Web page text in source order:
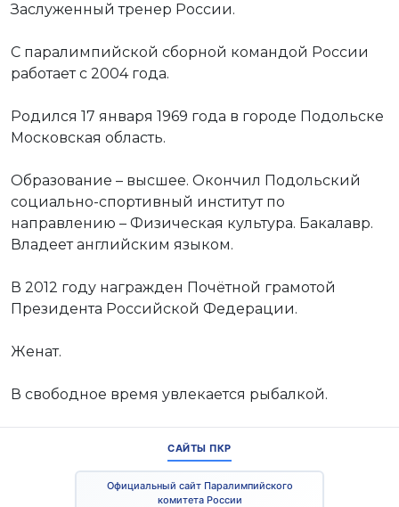
Заслуженный тренер России.
С паралимпийской сборной командой России
работает с 2004 года.
Родился 17 января 1969 года в городе Подольске
Московская область.
Образование – высшее. Окончил Подольский
социально-спортивный институт по
направлению – Физическая культура. Бакалавр.
Владеет английским языком.
В 2012 году награжден Почётной грамотой
Президента Российской Федерации.
Женат.
В свободное время увлекается рыбалкой.
САЙТЫ ПКР
Официальный сайт Паралимпийского
комитета России